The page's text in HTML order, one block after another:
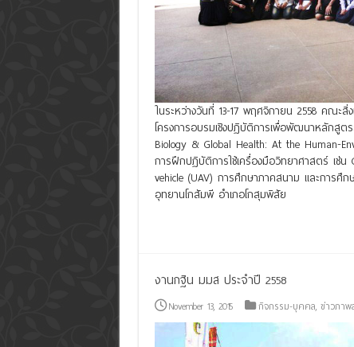
ในระหว่างวันที่ 13-17 พฤศจิกายน 2558 คณะ
โครงการอบรมเชิงปฏิบัติการเพื่อพัฒนาหลักสู
Biology & Global Health: At the Human-
การฝึกปฏิบัติการใช้เครื่องมือวิทยาศาสตร์ เช่น
vehicle (UAV) การศึกษาภาคสนาม และการ
อุทยานโกสัมพี อำเภอโกสุมพิสัย
งานกฐิน มมส ประจำปี 2558
November 13, 2015 กิจกรรม-บุคคล, ข่าวภาพ